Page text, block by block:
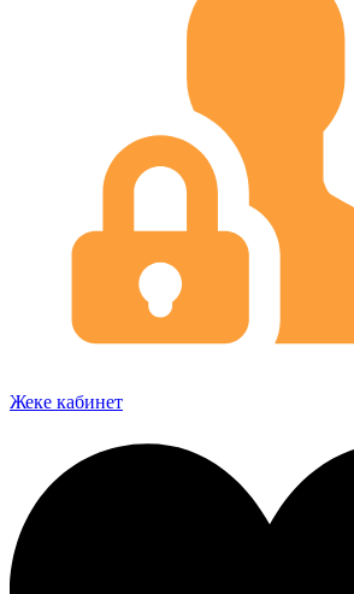
Жеке кабинет